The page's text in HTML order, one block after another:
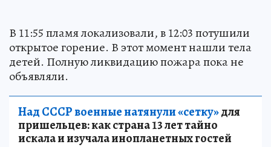
В 11:55 пламя локализовали, в 12:03 потушили
открытое горение. В этот момент нашли тела
детей. Полную ликвидацию пожара пока не
объявляли.
Над СССР военные натянули «сетку»для
пришельцев: как страна 13 лет тайно
искала и изучала инопланетных гостей